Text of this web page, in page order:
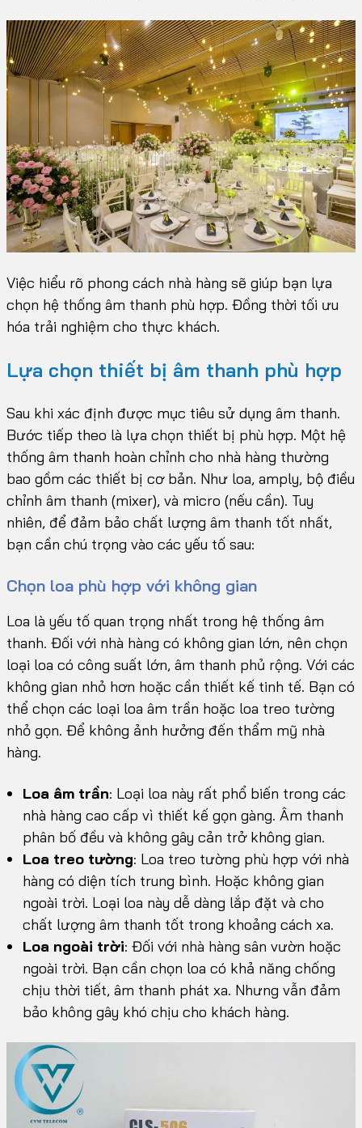
Việc hiểu rõ phong cách nhà hàng sẽ giúp bạn lựa
chọn hệ thống âm thanh phù hợp. Đồng thời tối ưu
hóa trải nghiệm cho thực khách.
Lựa chọn thiết bị âm thanh phù hợp
Sau khi xác định được mục tiêu sử dụng âm thanh.
Bước tiếp theo là lựa chọn thiết bị phù hợp. Một hệ
thống âm thanh hoàn chỉnh cho nhà hàng thường
bao gồm các thiết bị cơ bản. Như loa, amply, bộ điều
chỉnh âm thanh (mixer), và micro (nếu cần). Tuy
nhiên, để đảm bảo chất lượng âm thanh tốt nhất,
bạn cần chú trọng vào các yếu tố sau:
Chọn loa phù hợp với không gian
Loa là yếu tố quan trọng nhất trong hệ thống âm
thanh. Đối với nhà hàng có không gian lớn, nên chọn
loại loa có công suất lớn, âm thanh phủ rộng. Với các
không gian nhỏ hơn hoặc cần thiết kế tinh tế. Bạn có
thể chọn các loại loa âm trần hoặc loa treo tường
nhỏ gọn. Để không ảnh hưởng đến thẩm mỹ nhà
hàng.
Loa âm trần: Loại loa này rất phổ biến trong các
nhà hàng cao cấp vì thiết kế gọn gàng. Âm thanh
phân bố đều và không gây cản trở không gian.
Loa treo tường: Loa treo tường phù hợp với nhà
hàng có diện tích trung bình. Hoặc không gian
ngoài trời. Loại loa này dễ dàng lắp đặt và cho
chất lượng âm thanh tốt trong khoảng cách xa.
Loa ngoài trời: Đối với nhà hàng sân vườn hoặc
ngoài trời. Bạn cần chọn loa có khả năng chống
chịu thời tiết, âm thanh phát xa. Nhưng vẫn đảm
bảo không gây khó chịu cho khách hàng.